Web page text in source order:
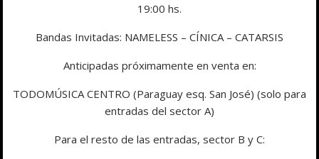
19:00 hs.
Bandas Invitadas: NAMELESS – CÍNICA – CATARSIS
Anticipadas próximamente en venta en:
TODOMÚSICA CENTRO (Paraguay esq. San José) (solo para
entradas del sector A)
Para el resto de las entradas, sector B y C: